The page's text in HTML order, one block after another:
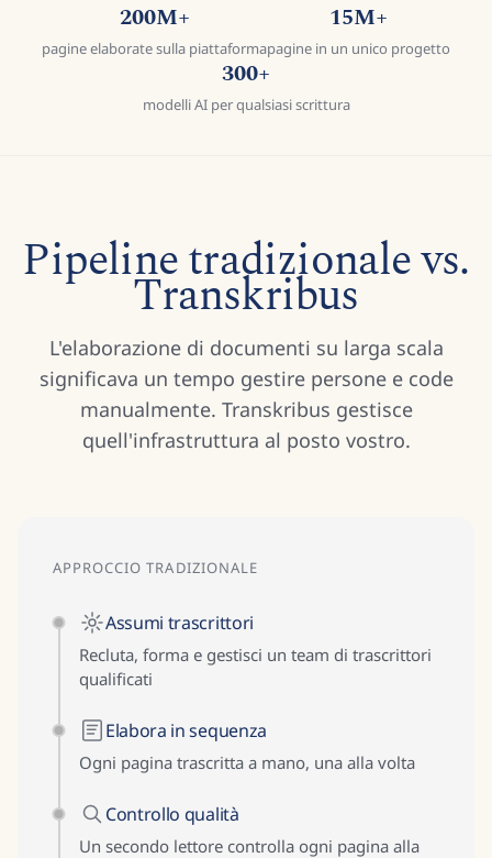
200M+
pagine elaborate sulla piattaforma
15M+
pagine in un unico progetto
300+
modelli AI per qualsiasi scrittura
Pipeline tradizionale vs.
Transkribus
L'elaborazione di documenti su larga scala
significava un tempo gestire persone e code
manualmente. Transkribus gestisce
quell'infrastruttura al posto vostro.
APPROCCIO TRADIZIONALE
Assumi trascrittori
Recluta, forma e gestisci un team di trascrittori
qualificati
Elabora in sequenza
Ogni pagina trascritta a mano, una alla volta
Controllo qualità
Un secondo lettore controlla ogni pagina alla